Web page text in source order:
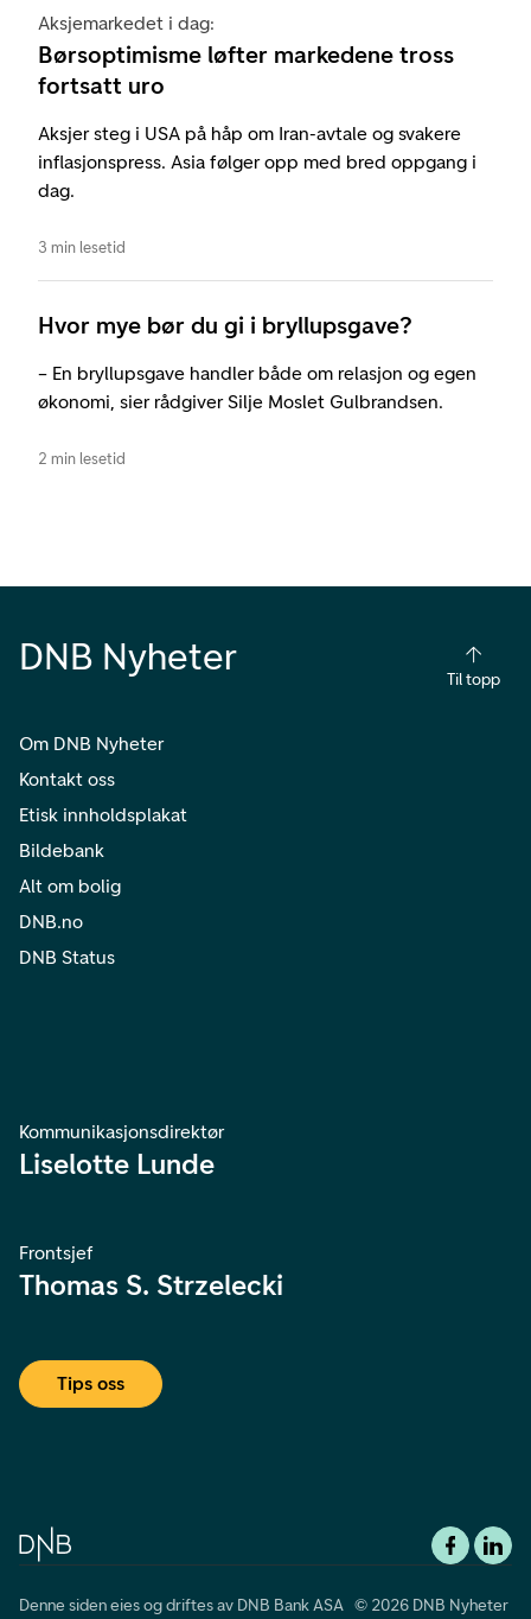
Aksjemarkedet i dag:
Børsoptimisme løfter markedene tross
fortsatt uro
Aksjer steg i USA på håp om Iran-avtale og svakere
inflasjonspress. Asia følger opp med bred oppgang i
dag.
3 min lesetid
Hvor mye bør du gi i bryllupsgave?
– En bryllupsgave handler både om relasjon og egen
økonomi, sier rådgiver Silje Moslet Gulbrandsen.
2 min lesetid
DNB Nyheter
Til topp
Om DNB Nyheter
Kontakt oss
Etisk innholdsplakat
Bildebank
Alt om bolig
DNB.no
DNB Status
Kommunikasjonsdirektør
Liselotte Lunde
Frontsjef
Thomas S. Strzelecki
Tips oss
Denne siden eies og driftes av DNB Bank ASA © 2026 DNB Nyheter